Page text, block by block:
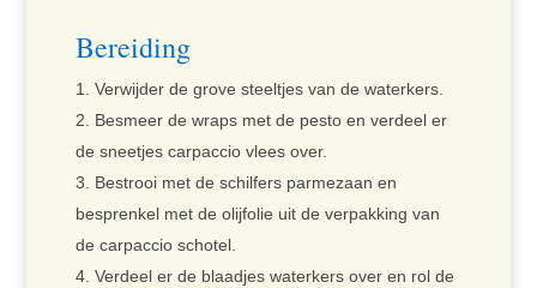
Bereiding
Verwijder de grove steeltjes van de waterkers.
Besmeer de wraps met de pesto en verdeel er
de sneetjes carpaccio vlees over.
Bestrooi met de schilfers parmezaan en
besprenkel met de olijfolie uit de verpakking van
de carpaccio schotel.
Verdeel er de blaadjes waterkers over en rol de